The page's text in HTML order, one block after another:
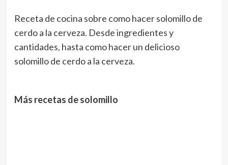
Receta de cocina sobre como hacer solomillo de
cerdo a la cerveza. Desde ingredientes y
cantidades, hasta como hacer un delicioso
solomillo de cerdo a la cerveza.
Más recetas de solomillo